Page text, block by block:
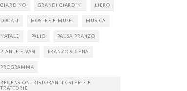
GIARDINO GRANDI GIARDINI LIBRO
LOCALI MOSTRE E MUSEI MUSICA
NATALE PALIO PAUSA PRANZO
PIANTE E VASI PRANZO & CENA
PROGRAMMA
RECENSIONI RISTORANTI OSTERIE E
TRATTORIE